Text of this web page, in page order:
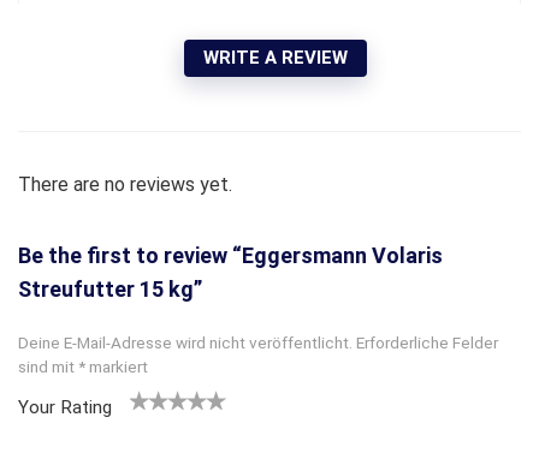
WRITE A REVIEW
There are no reviews yet.
Be the first to review “Eggersmann Volaris
Streufutter 15 kg”
Deine E-Mail-Adresse wird nicht veröffentlicht. Erforderliche Felder
sind mit * markiert
Your Rating